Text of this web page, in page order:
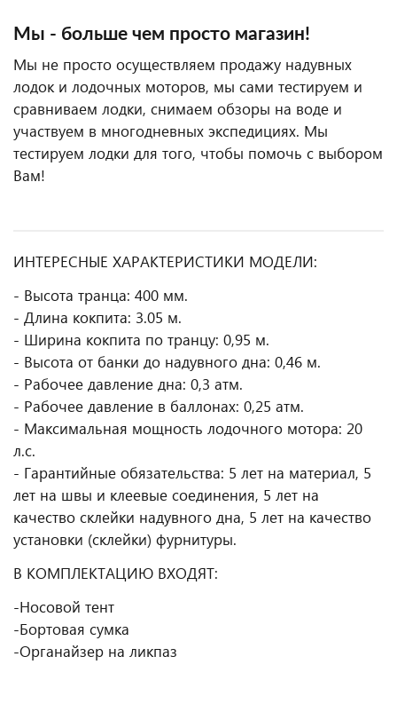
Мы - больше чем просто магазин!
Мы не просто осуществляем продажу надувных
лодок и лодочных моторов, мы сами тестируем и
сравниваем лодки, снимаем обзоры на воде и
участвуем в многодневных экспедициях. Мы
тестируем лодки для того, чтобы помочь с выбором
Вам!
ИНТЕРЕСНЫЕ ХАРАКТЕРИСТИКИ МОДЕЛИ:
- Высота транца: 400 мм.
- Длина кокпита: 3.05 м.
- Ширина кокпита по транцу: 0,95 м.
- Высота от банки до надувного дна: 0,46 м.
- Рабочее давление дна: 0,3 атм.
- Рабочее давление в баллонах: 0,25 атм.
- Максимальная мощность лодочного мотора: 20
л.с.
- Гарантийные обязательства: 5 лет на материал, 5
лет на швы и клеевые соединения, 5 лет на
качество склейки надувного дна, 5 лет на качество
установки (склейки) фурнитуры.
В КОМПЛЕКТАЦИЮ ВХОДЯТ:
-Носовой тент
-Бортовая сумка
-Органайзер на ликпаз